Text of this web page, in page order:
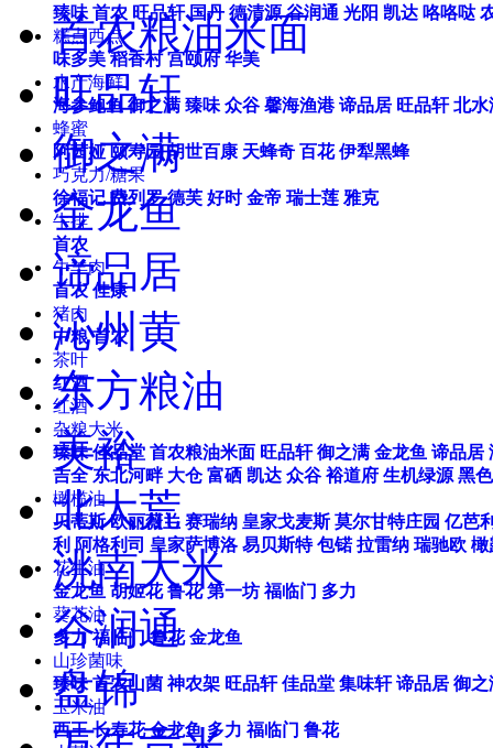
臻味 首农 旺品轩 国丹 德清源 谷润通 光阳 凯达 咯咯哒
糕点西点
味多美 稻香村 宫颐府 华美
水产海鲜
海参鲍鱼 御之满 臻味 众谷 馨海渔港 谛品居 旺品轩 北水
蜂蜜
阿茜娅 颐寿园 胡世百康 天蜂奇 百花 伊犁黑蜂
巧克力/糖果
徐福记 费列罗 德芙 好时 金帝 瑞士莲 雅克
牛排
首农
牛羊肉
首农 佳康
猪肉
中粮 首农
茶叶
红酒
红酒
杂粮大米
臻味 佳品堂 首农粮油米面 旺品轩 御之满 金龙鱼 谛品居
吉全 东北河畔 大仓 富硒 凯达 众谷 裕道府 生机绿源 黑
橄榄油
贝蒂斯 欧丽薇兰 赛瑞纳 皇家戈麦斯 莫尔甘特庄园 亿芭
利 阿格利司 皇家萨博洛 易贝斯特 包锘 拉雷纳 瑞驰欧 橄
花生油
金龙鱼 胡姬花 鲁花 第一坊 福临门 多力
葵花油
多力 福临门 鲁花 金龙鱼
山珍菌味
臻味 首农山菌 神农架 旺品轩 佳品堂 集味轩 谛品居 御之
玉米油
西王 长寿花 金龙鱼 多力 福临门 鲁花
首农粮油米面
旺品轩
御之满
金龙鱼
谛品居
沁州黄
东方粮油
美裕
北大荒
洮南大米
谷润通
盘锦